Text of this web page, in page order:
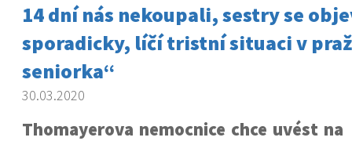
14 dní nás nekoupali, sestry se
sporadicky, líčí tristní situaci v
seniorka“
30.03.2020
Thomayerova nemocnice chce uvést na